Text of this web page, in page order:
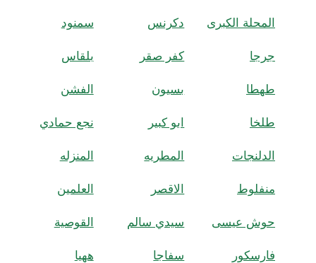
المحلة الكبرى دكرنس سمنود
جرجا كفر صقر بلقاس
طهطا بسيون الفشن
طلخا ابو كبير نجع حمادي
الدلنجات المطريه المنزله
منفلوط الاقصر العلمين
حوش عيسى سيدي سالم القوصية
فارسكور سفاجا ههيا